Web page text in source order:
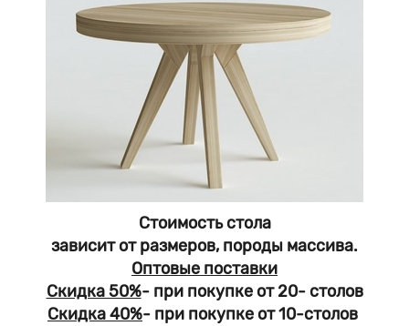
Выбор цвета
Покрытие Масло - защита от
влаги
Доставка до обьекта по РФ
От 14000 р.
Стоимость стола
зависит от размеров, породы массива.
Оптовые поставки
Скидка 50%- при покупке от 20- столов
Скидка 40%- при покупке от 10-столов